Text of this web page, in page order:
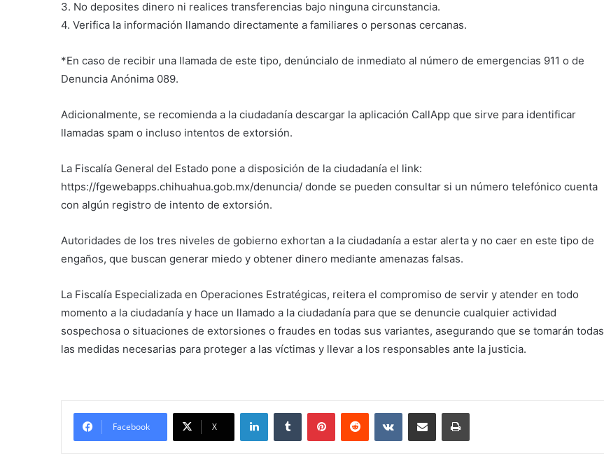
3. No deposites dinero ni realices transferencias bajo ninguna circunstancia.
4. Verifica la información llamando directamente a familiares o personas cercanas.
*En caso de recibir una llamada de este tipo, denúncialo de inmediato al número de emergencias 911 o de
Denuncia Anónima 089.
Adicionalmente, se recomienda a la ciudadanía descargar la aplicación CallApp que sirve para identificar
llamadas spam o incluso intentos de extorsión.
La Fiscalía General del Estado pone a disposición de la ciudadanía el link:
https://fgewebapps.chihuahua.gob.mx/denuncia/ donde se pueden consultar si un número telefónico cuenta
con algún registro de intento de extorsión.
Autoridades de los tres niveles de gobierno exhortan a la ciudadanía a estar alerta y no caer en este tipo de
engaños, que buscan generar miedo y obtener dinero mediante amenazas falsas.
La Fiscalía Especializada en Operaciones Estratégicas, reitera el compromiso de servir y atender en todo
momento a la ciudadanía y hace un llamado a la ciudadanía para que se denuncie cualquier actividad
sospechosa o situaciones de extorsiones o fraudes en todas sus variantes, asegurando que se tomarán todas
las medidas necesarias para proteger a las víctimas y llevar a los responsables ante la justicia.
Facebook X
LinkedInTumblr PinterestReddit VKontakteShare via Email Print